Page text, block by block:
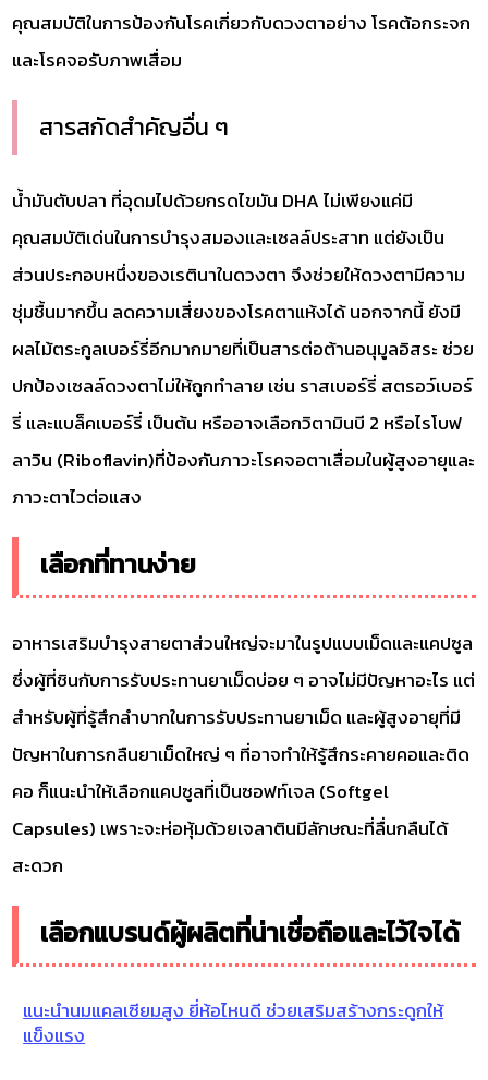
คุณสมบัติในการป้องกันโรคเกี่ยวกับดวงตาอย่าง โรคต้อกระจก
และโรคจอรับภาพเสื่อม
สารสกัดสำคัญอื่น ๆ
น้ำมันตับปลา ที่อุดมไปด้วยกรดไขมัน DHA ไม่เพียงแค่มี
คุณสมบัติเด่นในการบำรุงสมองและเซลล์ประสาท แต่ยังเป็น
ส่วนประกอบหนึ่งของเรตินาในดวงตา จึงช่วยให้ดวงตามีความ
ชุ่มชื้นมากขึ้น ลดความเสี่ยงของโรคตาแห้งได้ นอกจากนี้ ยังมี
ผลไม้ตระกูลเบอร์รี่อีกมากมายที่เป็นสารต่อต้านอนุมูลอิสระ ช่วย
ปกป้องเซลล์ดวงตาไม่ให้ถูกทำลาย เช่น ราสเบอร์รี่ สตรอว์เบอร์
รี่ และแบล็คเบอร์รี่ เป็นต้น หรืออาจเลือกวิตามินบี 2 หรือไรโบฟ
ลาวิน (Riboflavin)ที่ป้องกันภาวะโรคจอตาเสื่อมในผู้สูงอายุและ
ภาวะตาไวต่อแสง
เลือกที่ทานง่าย
อาหารเสริมบำรุงสายตาส่วนใหญ่จะมาในรูปแบบเม็ดและแคปซูล
ซึ่งผู้ที่ชินกับการรับประทานยาเม็ดบ่อย ๆ อาจไม่มีปัญหาอะไร แต่
สำหรับผู้ที่รู้สึกลำบากในการรับประทานยาเม็ด และผู้สูงอายุที่มี
ปัญหาในการกลืนยาเม็ดใหญ่ ๆ ที่อาจทำให้รู้สึกระคายคอและติด
คอ ก็แนะนำให้เลือกแคปซูลที่เป็นซอฟท์เจล (Softgel
Capsules) เพราะจะห่อหุ้มด้วยเจลาตินมีลักษณะที่ลื่นกลืนได้
สะดวก
เลือกแบรนด์ผู้ผลิตที่น่าเชื่อถือและไว้ใจได้
แนะนำนมแคลเซียมสูง ยี่ห้อไหนดี ช่วยเสริมสร้างกระดูกให้
แข็งแรง